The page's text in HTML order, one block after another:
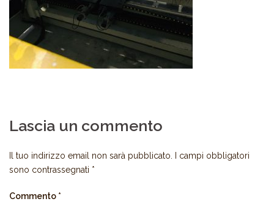
Lascia un commento
Il tuo indirizzo email non sarà pubblicato.
I campi obbligatori
sono contrassegnati *
Commento *